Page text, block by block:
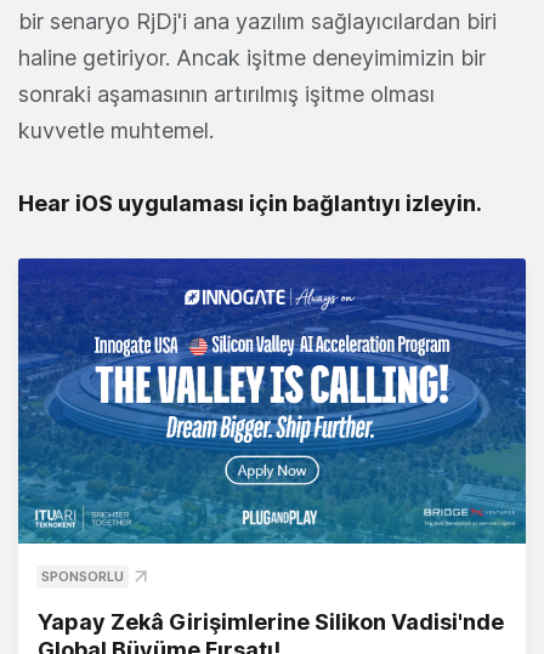
bir senaryo RjDj'i ana yazılım sağlayıcılardan biri
haline getiriyor. Ancak işitme deneyimimizin bir
sonraki aşamasının artırılmış işitme olması
kuvvetle muhtemel.
Hear iOS uygulaması için bağlantıyı izleyin.
SPONSORLU
Yapay Zekâ Girişimlerine Silikon Vadisi'nde